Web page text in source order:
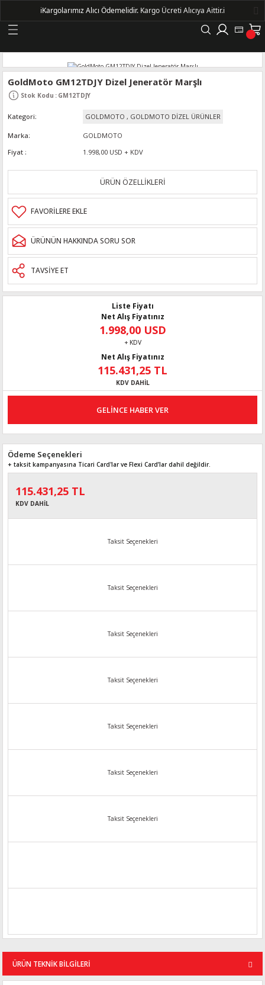
Geri Dön
GoldMoto GM12TDJY Dizel Jeneratör Marşlı
Stok Kodu : GM12TDJY
Kategori GOLDMOTO , GOLDMOTO DİZEL ÜRÜNLER
Marka
GOLDMOTO
Fiyat
1.998,00 USD + KDV
ÜRÜN ÖZELLİKLERİ
ÜRÜNÜN HAKKINDA SORU SOR
TAVSİYE ET
Liste Fiyatı
Net Alış Fiyatınız
1.998,00 USD
+ KDV
Net Alış Fiyatınız
115.431,25 TL
KDV DAHİL
GELİNCE HABER VER
Ödeme Seçenekleri
+ taksit kampanyasına Ticari Card'lar ve Flexi Card’lar dahil değildir.
115.431,25 TL
KDV DAHİL
Taksit Seçenekleri
Taksit Seçenekleri
Taksit Seçenekleri
Taksit Seçenekleri
Taksit Seçenekleri
Taksit Seçenekleri
Taksit Seçenekleri
ÜRÜN TEKNİK BİLGİLERİ
ℹ️Kargolarımız Alıcı Ödemelidir. Kargo Ücreti Alıcıya Aittir.ℹ️